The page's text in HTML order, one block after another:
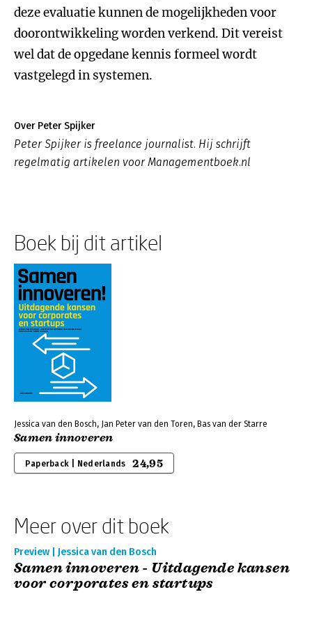
deze evaluatie kunnen de mogelijkheden voor
doorontwikkeling worden verkend. Dit vereist
wel dat de opgedane kennis formeel wordt
vastgelegd in systemen.
Over Peter Spijker
Peter Spijker is freelance journalist. Hij schrijft
regelmatig artikelen voor Managementboek.nl
Boek bij dit artikel
Jessica van den Bosch, Jan Peter van den Toren, Bas van der Starre
Samen innoveren
Paperback | Nederlands 24,95
Meer over dit boek
Preview | Jessica van den Bosch
Samen innoveren - Uitdagende kansen
voor corporates en startups